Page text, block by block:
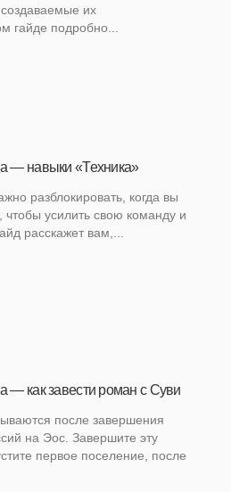
их
гайде подробно...
— навыки «Техника»
разблокировать, когда вы
чтобы усилить свою команду и
расскажет вам,...
— как завести роман с Суви
после завершения
на Эос. Завершите эту
первое поселение, после